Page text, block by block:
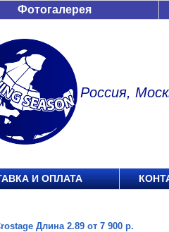
Фотогалерея
Россия,
И ОПЛАТА
Длина 2.89 от 7 900 р.